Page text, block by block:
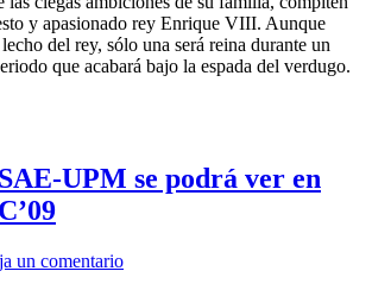
y apasionado rey Enrique VIII. Aunque
del rey, sólo una será reina durante un
que acabará bajo la espada del verdugo.
UPM se podrá ver en
un comentario